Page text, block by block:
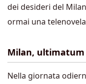
dei desideri del Milan
ormai una
Milan, ultimatum
Nella giornata